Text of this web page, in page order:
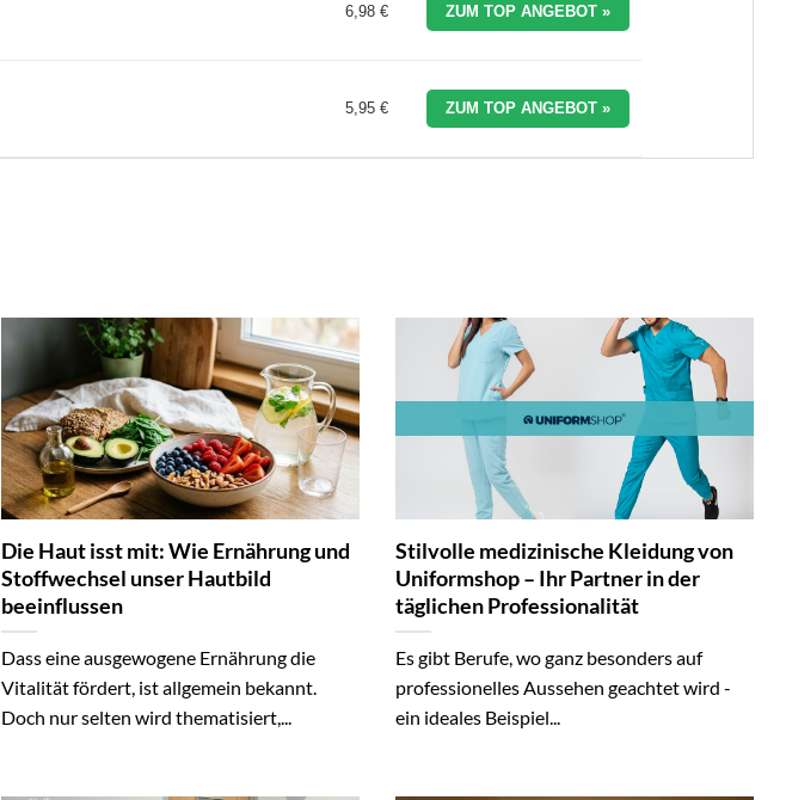
6,98 € ZUM TOP ANGEBOT »
5,95 € ZUM TOP ANGEBOT »
Die Haut isst mit: Wie Ernährung und
Stoffwechsel unser Hautbild
beeinflussen
Dass eine ausgewogene Ernährung die
Vitalität fördert, ist allgemein bekannt.
Doch nur selten wird thematisiert,...
Stilvolle medizinische Kleidung von
Uniformshop – Ihr Partner in der
täglichen Professionalität
Es gibt Berufe, wo ganz besonders auf
professionelles Aussehen geachtet wird -
ein ideales Beispiel...